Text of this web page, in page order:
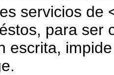
servicios de
para ser
escrita,